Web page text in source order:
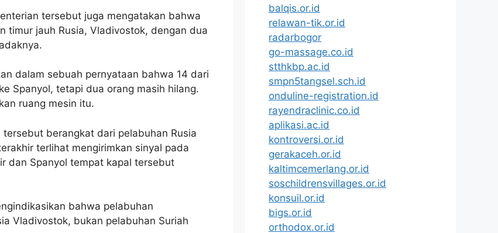
tersebut juga mengatakan bahwa
timur jauh Rusia, Vladivostok, dengan dua
dalam sebuah pernyataan bahwa 14 dari
Spanyol, tetapi dua orang masih hilang.
ruang mesin itu.
berangkat dari pelabuhan Rusia
terlihat mengirimkan sinyal pada
dan Spanyol tempat kapal tersebut
bahwa pelabuhan
Vladivostok, bukan pelabuhan Suriah
balqis.or.id
relawan-tik.or.id
radarbogor
go-massage.co.id
stthkbp.ac.id
smpn5tangsel.sch.id
onduline-registration.id
rayendraclinic.co.id
aplikasi.ac.id
kontroversi.or.id
gerakaceh.or.id
kaltimcemerlang.or.id
soschildrensvillages.or.id
konsuil.or.id
bigs.or.id
orthodox.or.id